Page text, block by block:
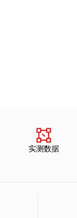
实测数据